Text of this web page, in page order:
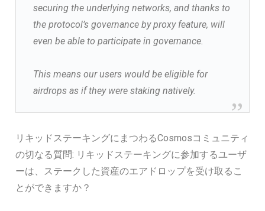
securing the underlying networks, and thanks to
the protocol’s governance by proxy feature, will
even be able to participate in governance.
This means our users would be eligible for
airdrops as if they were staking natively.
リキッドステーキングにまつわるCosmosコミュニティ
の切なる質問: リキッドステーキングに参加するユーザ
ーは、ステークした資産のエアドロップを受け取るこ
とができますか？